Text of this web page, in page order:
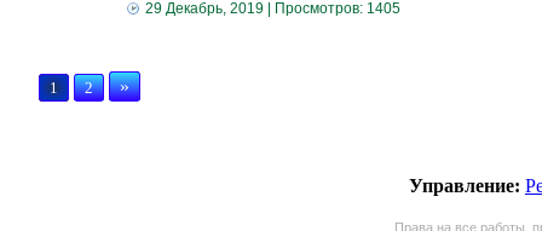
29 Декабрь, 2019 | Просмотров: 1405
1 2 »
Управление:
Права на все работы,